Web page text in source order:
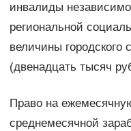
инвалиды
региональной
величины городского
(двенадцать тысяч
Право на
среднемесячной